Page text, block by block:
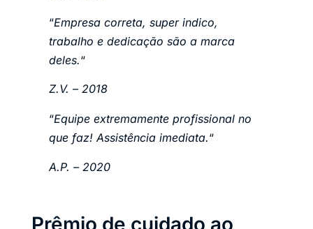
“Empresa correta, super indico,
trabalho e dedicação são a marca
deles.“
Z.V. – 2018
“Equipe extremamente profissional no
que faz! Assistência imediata.“
A.P. – 2020
Prêmio de cuidado ao